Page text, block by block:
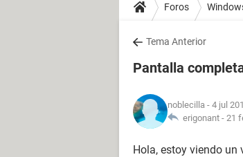
Foros
Tema Anterior
Pantalla
noblecilla - 4 jul
erigonant - 21
Hola, estoy viendo